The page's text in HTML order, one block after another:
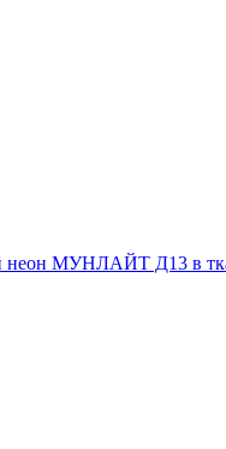
неон МУНЛАЙТ Д13 в